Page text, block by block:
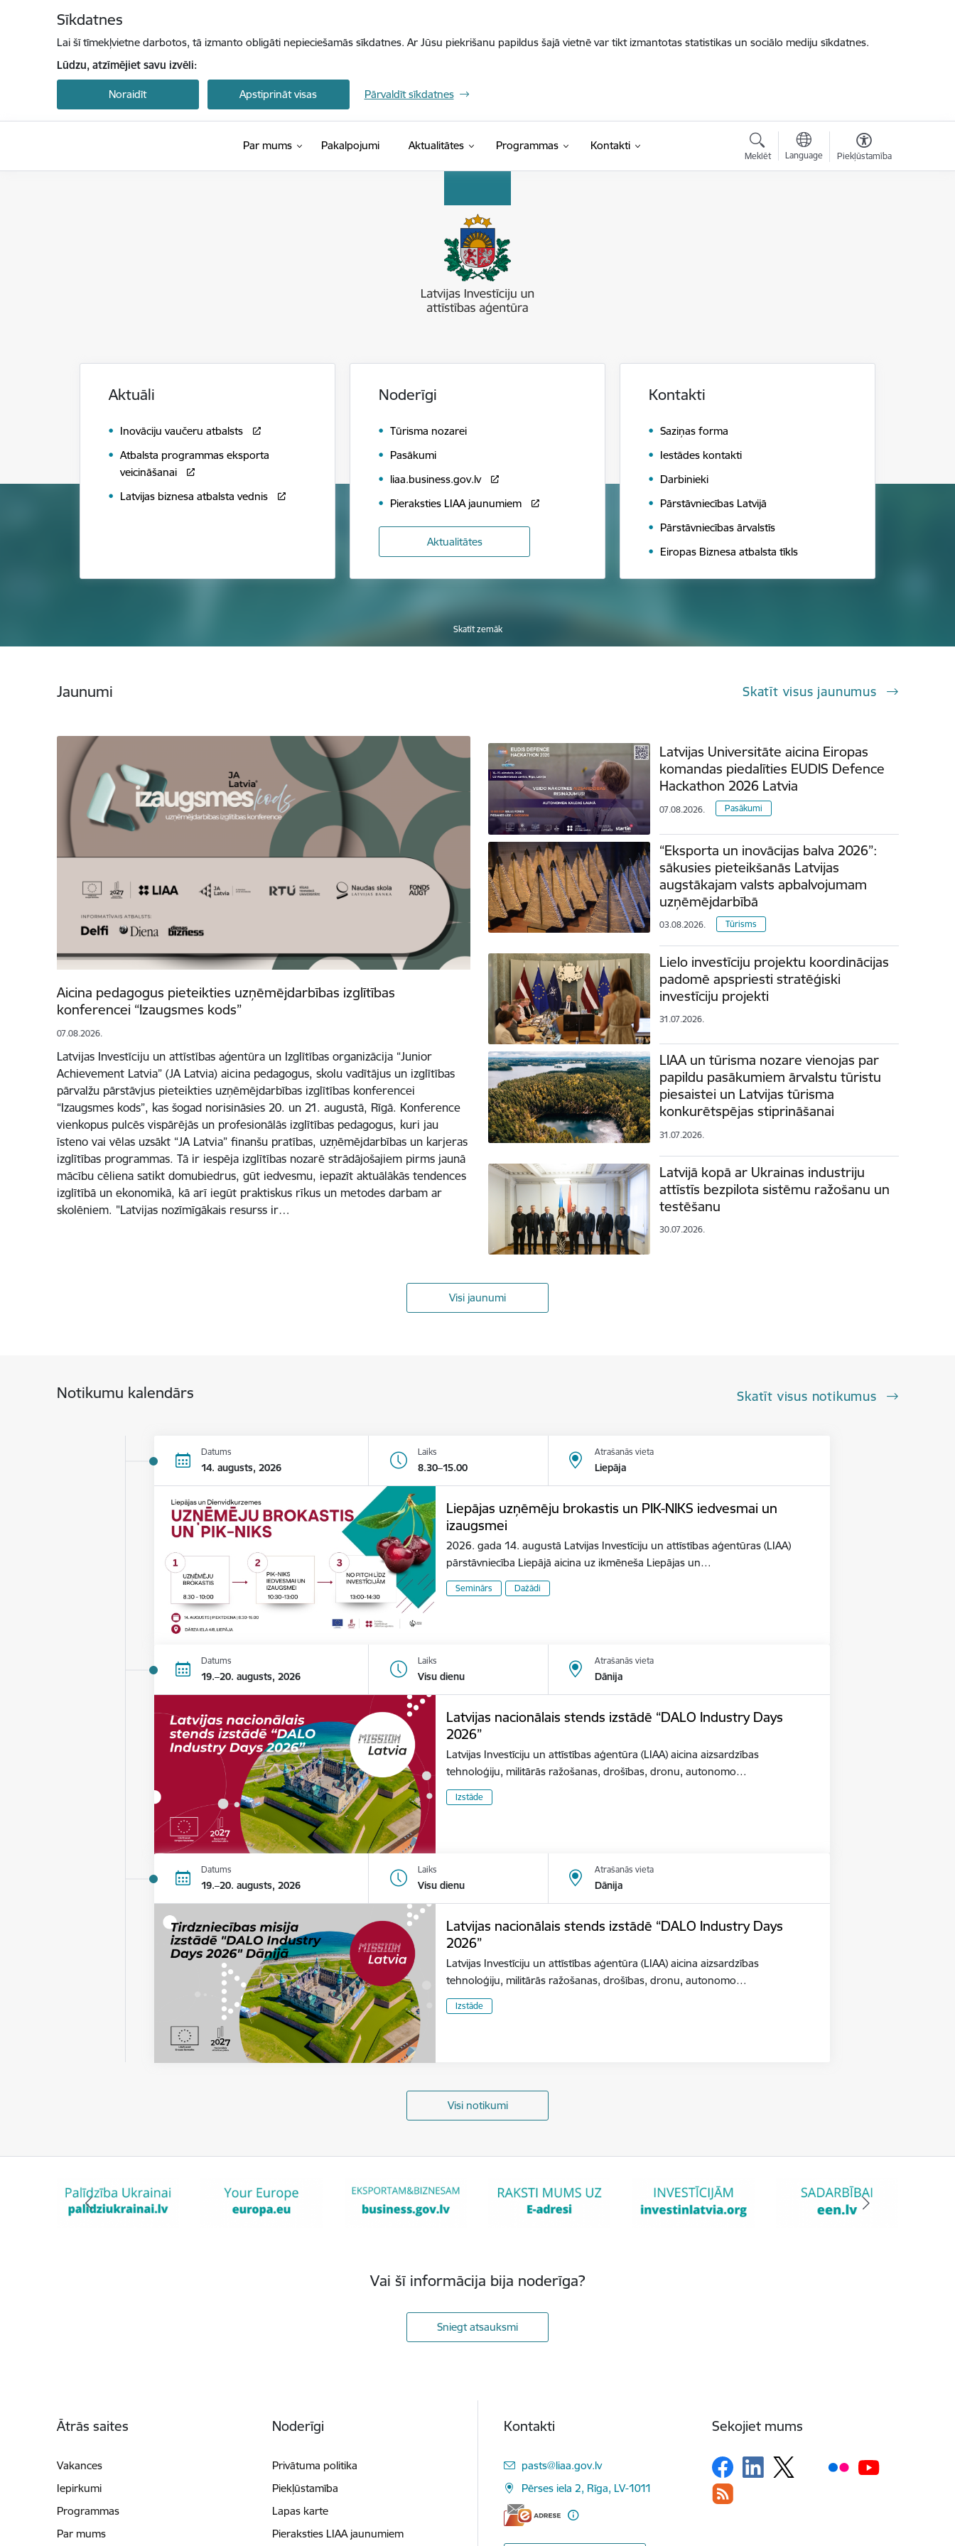
Sīkdatnes
Lai šī tīmekļvietne darbotos, tā izmanto obligāti nepieciešamās sīkdatnes. Ar Jūsu piekrišanu papildus šajā vietnē var tikt izmantotas statistikas un sociālo mediju sīkdatnes.
Lūdzu, atzīmējiet savu izvēli:
Noraidīt Apstiprināt visas Pārvaldīt sīkdatnes
Par mums Pakalpojumi Aktualitātes Programmas Kontakti
Meklēt Language Piekļūstamība
Aktuāli
Inovāciju vaučeru atbalsts
Atbalsta programmas eksporta
veicināšanai
Latvijas biznesa atbalsta vednis
Noderīgi
Tūrisma nozarei
Pasākumi
liaa.business.gov.lv
Pieraksties LIAA jaunumiem
Aktualitātes
Kontakti
Saziņas forma
Iestādes kontakti
Darbinieki
Pārstāvniecības Latvijā
Pārstāvniecības ārvalstīs
Eiropas Biznesa atbalsta tīkls
Skatīt zemāk
Jaunumi Skatīt visus jaunumus
Aicina pedagogus pieteikties uzņēmējdarbības izglītības
konferencei “Izaugsmes kods”
07.08.2026.
Latvijas Investīciju un attīstības aģentūra un Izglītības organizācija “Junior
Achievement Latvia” (JA Latvia) aicina pedagogus, skolu vadītājus un izglītības
pārvalžu pārstāvjus pieteikties uzņēmējdarbības izglītības konferencei
“Izaugsmes kods”, kas šogad norisināsies 20. un 21. augustā, Rīgā. Konference
vienkopus pulcēs vispārējās un profesionālās izglītības pedagogus, kuri jau
īsteno vai vēlas uzsākt “JA Latvia” finanšu pratības, uzņēmējdarbības un karjeras
izglītības programmas. Tā ir iespēja izglītības nozarē strādājošajiem pirms jaunā
mācību cēliena satikt domubiedrus, gūt iedvesmu, iepazīt aktuālākās tendences
izglītībā un ekonomikā, kā arī iegūt praktiskus rīkus un metodes darbam ar
skolēniem. "Latvijas nozīmīgākais resurss ir…
Latvijas Universitāte aicina Eiropas
komandas piedalīties EUDIS Defence
Hackathon 2026 Latvia
07.08.2026. Pasākumi
“Eksporta un inovācijas balva 2026”:
sākusies pieteikšanās Latvijas
augstākajam valsts apbalvojumam
uzņēmējdarbībā
03.08.2026. Tūrisms
Lielo investīciju projektu koordinācijas
padomē apspriesti stratēģiski
investīciju projekti
31.07.2026.
LIAA un tūrisma nozare vienojas par
papildu pasākumiem ārvalstu tūristu
piesaistei un Latvijas tūrisma
konkurētspējas stiprināšanai
31.07.2026.
Latvijā kopā ar Ukrainas industriju
attīstīs bezpilota sistēmu ražošanu un
testēšanu
30.07.2026.
Visi jaunumi
Notikumu kalendārs Skatīt visus notikumus
Datums
14. augusts, 2026
Laiks
8.30–15.00
Atrašanās vieta
Liepāja
Liepājas uzņēmēju brokastis un PIK-NIKS iedvesmai un
izaugsmei
2026. gada 14. augustā Latvijas Investīciju un attīstības aģentūras (LIAA)
pārstāvniecība Liepājā aicina uz ikmēneša Liepājas un…
Seminārs Dažādi
Datums
19.–20. augusts, 2026
Laiks
Visu dienu
Atrašanās vieta
Dānija
Latvijas nacionālais stends izstādē “DALO Industry Days
2026”
Latvijas Investīciju un attīstības aģentūra (LIAA) aicina aizsardzības
tehnoloģiju, militārās ražošanas, drošības, dronu, autonomo…
Izstāde
Datums
19.–20. augusts, 2026
Laiks
Visu dienu
Atrašanās vieta
Dānija
Latvijas nacionālais stends izstādē “DALO Industry Days
2026”
Latvijas Investīciju un attīstības aģentūra (LIAA) aicina aizsardzības
tehnoloģiju, militārās ražošanas, drošības, dronu, autonomo…
Izstāde
Visi notikumi
Vai šī informācija bija noderīga?
Sniegt atsauksmi
Ātrās saites
Vakances
Iepirkumi
Programmas
Par mums
Noderīgi
Privātuma politika
Piekļūstamība
Lapas karte
Pieraksties LIAA jaunumiem
Kontakti
E-pasts:
pasts@liaa.gov.lv
Pērses iela 2, Rīga, LV-1011
Sekojiet mums